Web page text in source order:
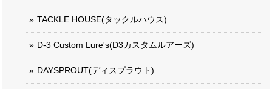
TACKLE HOUSE(タックルハウス)
D-3 Custom Lure's(D3カスタムルアーズ)
DAYSPROUT(ディスプラウト)